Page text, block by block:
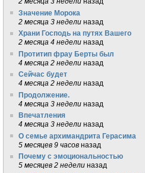
Значение Морока
2 месяца 3 недели назад
Храни Господь на путях Вашего
2 месяца 4 недели назад
Протитип фрау Берты был
4 месяца 2 недели назад
Сейчас будет
4 месяца 2 недели назад
Продолжение.
4 месяца 3 недели назад
Впечатления
4 месяца 3 недели назад
О семье архимандрита Герасима
5 месяцев 9 часов назад
Почему с эмоциональностью
5 месяцев 2 недели назад